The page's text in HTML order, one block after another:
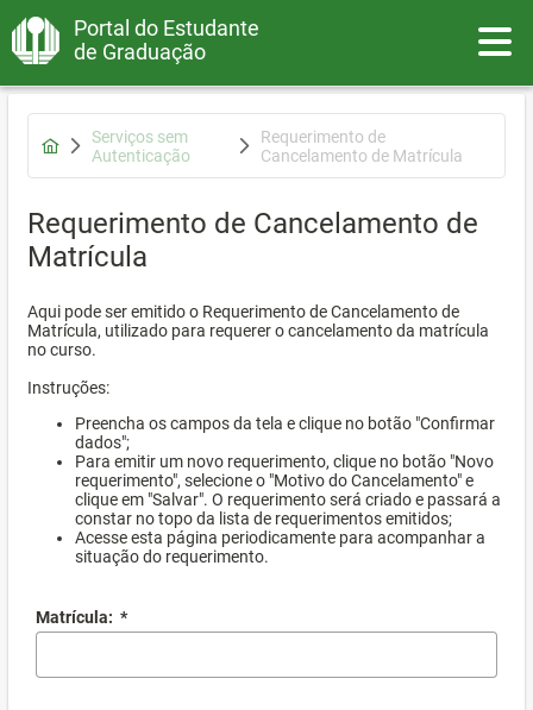
Portal do Estudante
de Graduação
Serviços sem
Autenticação
Requerimento de
Cancelamento de Matrícula
Requerimento de Cancelamento de
Matrícula
Aqui pode ser emitido o Requerimento de Cancelamento de
Matrícula, utilizado para requerer o cancelamento da matrícula
no curso.
Instruções:
Preencha os campos da tela e clique no botão "Confirmar
dados";
Para emitir um novo requerimento, clique no botão "Novo
requerimento", selecione o "Motivo do Cancelamento" e
clique em "Salvar". O requerimento será criado e passará a
constar no topo da lista de requerimentos emitidos;
Acesse esta página periodicamente para acompanhar a
situação do requerimento.
Matrícula: *